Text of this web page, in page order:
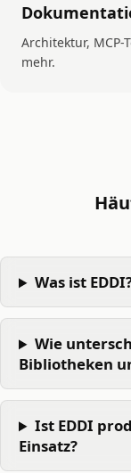
Architektur, MCP-
mehr.
Was ist
Wie
Bibliotheken
Ist EDDI
Einsatz?